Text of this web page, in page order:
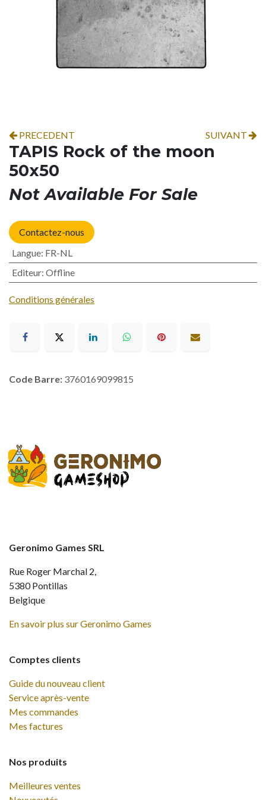
PRECEDENT SUIVANT
TAPIS Rock of the moon
50x50
Not Available For Sale
Contactez-nous
Langue: FR-NL
Editeur: Offline
Conditions générales
Code Barre: 3760169099815
Comptes clients
Guide du nouveau client
Service après-vente
Mes commandes
Mes factures
Nos produits
Meilleures ventes
Geronimo Games SRL
Rue Roger Marchal 2,
5380 Pontillas
Belgique
En savoir plus sur Geronimo Games